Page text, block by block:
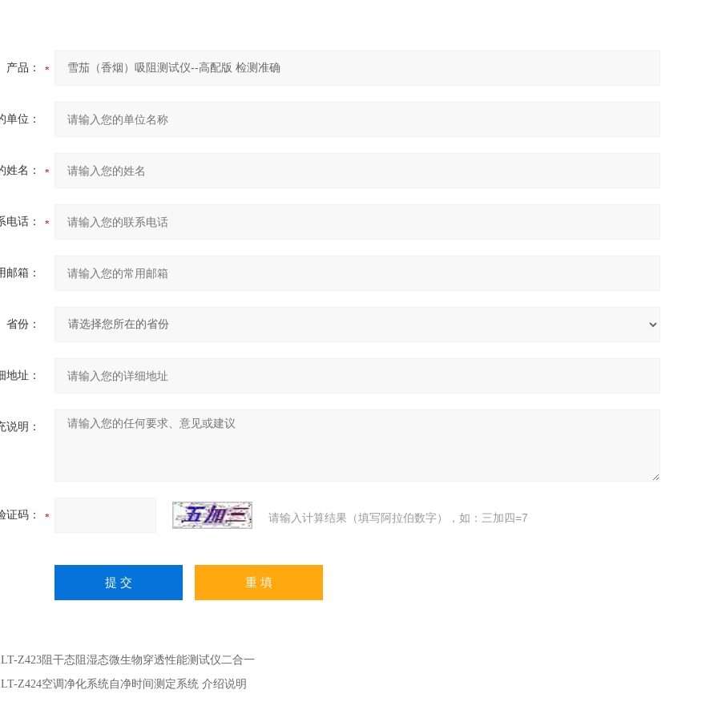
产品：
单位：
姓名：
电话：
邮箱：
省份：
地址：
说明：
证码： 请输入计算结果（填写阿拉伯数字），如：三加四=7
LT-Z423阻干态阻湿态微生物穿透性能测试仪二合一
LT-Z424空调净化系统自净时间测定系统 介绍说明